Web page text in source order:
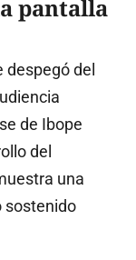
pantalla
despegó del
de Ibope
del
una
sostenido